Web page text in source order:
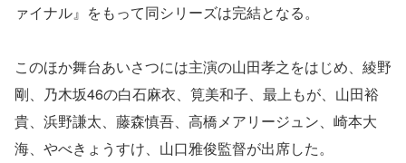
ァイナル』をもって同シリーズは完結となる。
このほか舞台あいさつには主演の山田孝之をはじめ、綾野
剛、乃木坂46の白石麻衣、筧美和子、最上もが、山田裕
貴、浜野謙太、藤森慎吾、高橋メアリージュン、崎本大
海、やべきょうすけ、山口雅俊監督が出席した。